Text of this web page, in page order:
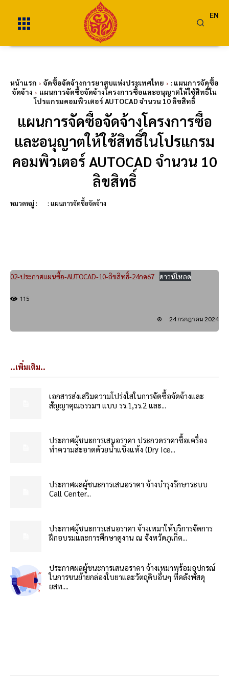
EN
หน้าแรก จัดซื้อจัดจ้างการยาสูบแห่งประเทศไทย
: แผนการจัดซื้อ
จัดจ้าง
แผนการจัดซื้อจัดจ้างโครงการซื้อและอนุญาตให้ใช้สิทธิ์ใน
โปรแกรมคอมพิวเตอร์ AUTOCAD จำนวน 10 ลิขสิทธิ์
แผนการจัดซื้อจัดจ้างโครงการซื้อ
และอนุญาตให้ใช้สิทธิ์ในโปรแกรม
คอมพิวเตอร์ AUTOCAD จำนวน 10
ลิขสิทธิ์
หมวดหมู่ : : แผนการจัดซื้อจัดจ้าง
02-ประกาศแผนซื้อ-AUTOCAD-10-ลิขสิทธิ์-24กค67 ดาวน์โหลด
115
24 กรกฎาคม 2024
..เพิ่มเติม..
เอกสารส่งเสริมความโปร่งใสในการจัดซื้อจัดจ้างและ
สัญญาคุณธรรมฯ แบบ รร.1,รร.2 และ...
ประกาศผู้ชนะการเสนอราคา ประกวดราคาซื้อเครื่อง
ทำความสะอาดด้วยน้ำแข็งแห้ง (Dry Ice...
ประกาศผลผู้ชนะการเสนอราคา จ้างบำรุงรักษาระบบ
Call Center...
ประกาศผู้ชนะการเสนอราคา จ้างเหมาให้บริการจัดการ
ฝึกอบรมและการศึกษาดูงาน ณ จังหวัดภูเก็ต...
ประกาศผลผู้ชนะการเสนอราคา จ้างเหมาพร้อมอุปกรณ์
ในการขนย้ายกล่องใบยาและวัตถุดิบอื่นๆ ที่คลังพัสดุ
ยสท....